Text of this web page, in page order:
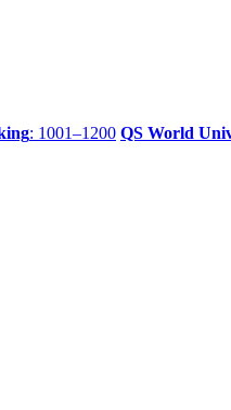
: 1001–1200 QS World